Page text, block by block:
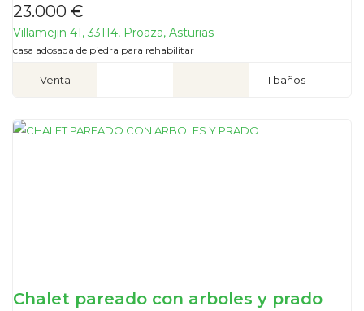
23.000 €
Villamejin 41, 33114, Proaza, Asturias
casa adosada de piedra para rehabilitar
Venta 1 baños
Chalet pareado con arboles y prado